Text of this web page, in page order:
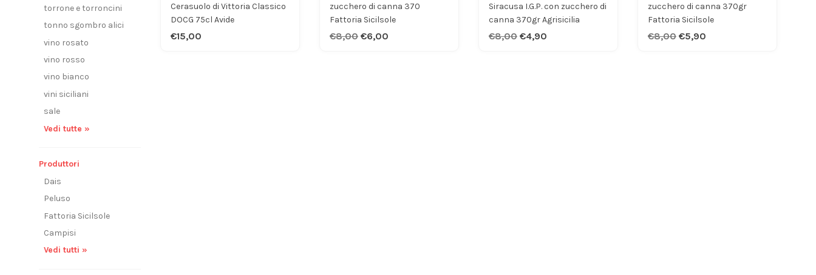
torrone e torroncini
tonno sgombro alici
vino rosato
vino rosso
vino bianco
vini siciliani
sale
Vedi tutte »
Produttori
Dais
Peluso
Fattoria Sicilsole
Campisi
Vedi tutti »
Cerasuolo di Vittoria Classico
DOCG 75cl Avide
€15,00
zucchero di canna 370
Fattoria Sicilsole
€8,00 €6,00
Siracusa I.G.P. con zucchero di
canna 370gr Agrisicilia
€8,00 €4,90
zucchero di canna 370gr
Fattoria Sicilsole
€8,00 €5,90